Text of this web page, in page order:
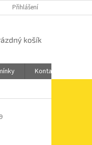
Přihlášení
košík
Kontakty